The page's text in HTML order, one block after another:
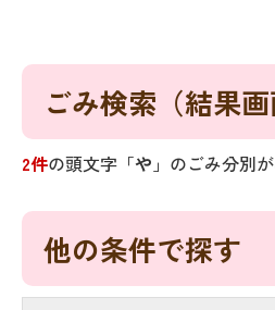
ごみ検索 （結果画
2件の頭文字「や 」のごみ分別
他の条件で探す